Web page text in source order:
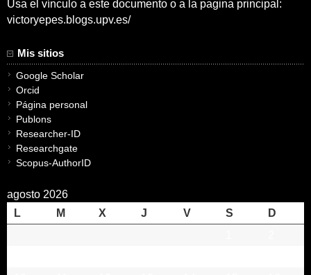
Usa el vínculo a este documento o a la pagina principal:
victoryepes.blogs.upv.es/
Mis sitios
Google Scholar
Orcid
Página personal
Publons
Researcher-ID
Researchgate
Scopus-AuthorID
agosto 2026
L
M X J V S
D